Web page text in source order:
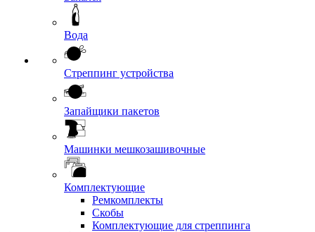
Вода
Стреппинг устройства
Запайщики пакетов
Машинки мешкозашивочные
Комплектующие
Ремкомплекты
Скобы
Комплектующие для стреппинга